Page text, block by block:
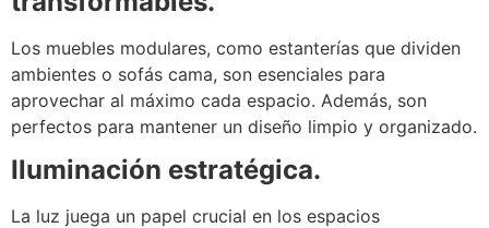
Los muebles modulares, como estanterías que dividen
ambientes o sofás cama, son esenciales para
aprovechar al máximo cada espacio. Además, son
perfectos para mantener un diseño limpio y organizado.
Iluminación estratégica.
La luz juega un papel crucial en los espacios